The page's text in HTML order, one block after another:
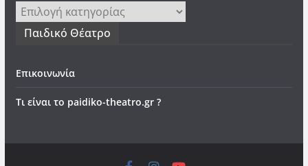
Kατηγορίες
Παιδικό Θέατρο
Επικοινωνία
Τι είναι το paidiko-theatro.gr ?